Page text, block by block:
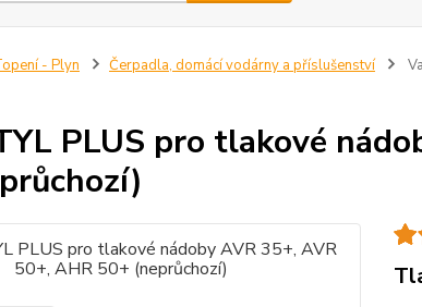
- Plyn Čerpadla, domácí vodárny a příslušenství
PLUS pro tlakové